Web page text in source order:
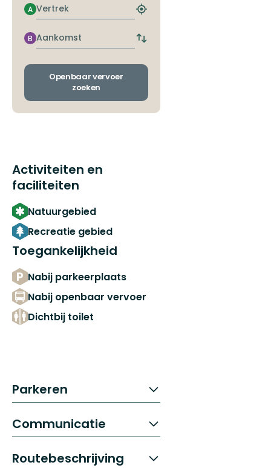
Vertrek
A
Zoek
dichtstbijzijnde
halte
Aankomst
B
Wissel
en
Openbaar vervoer
zoeken
Activiteiten en
faciliteiten
Natuurgebied
Recreatie gebied
Toegankelijkheid
Nabij parkeerplaats
Nabij openbaar vervoer
Dichtbij toilet
Parkeren
Communicatie
Routebeschrijving